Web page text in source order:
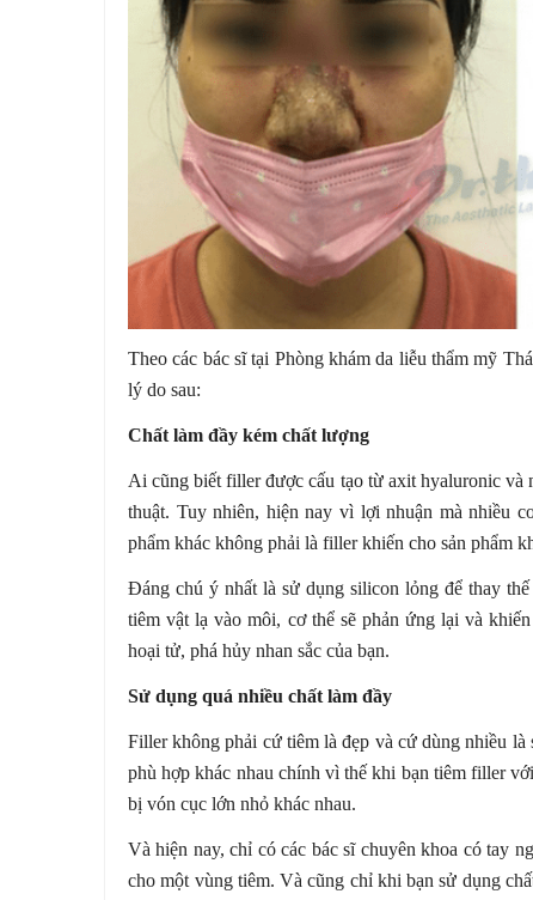
Theo các bác sĩ tại Phòng khám da liễu thẩm mỹ
lý do sau:
Chất làm đầy kém chất lượng
Ai cũng biết filler được cấu tạo từ axit hyaluronic
thuật. Tuy nhiên, hiện nay vì lợi nhuận mà nhiều
phẩm khác không phải là filler khiến cho sản phẩm
Đáng chú ý nhất là sử dụng silicon lỏng để thay
tiêm vật lạ vào môi, cơ thể sẽ phản ứng lại và
hoại tử, phá hủy nhan sắc của bạn.
Sử dụng quá nhiều chất làm đầy
Filler không phải cứ tiêm là đẹp và cứ dùng nhiều
phù hợp khác nhau chính vì thế khi bạn tiêm filler
bị vón cục lớn nhỏ khác nhau.
Và hiện nay, chỉ có các bác sĩ chuyên khoa có tay
cho một vùng tiêm. Và cũng chỉ khi bạn sử dụng